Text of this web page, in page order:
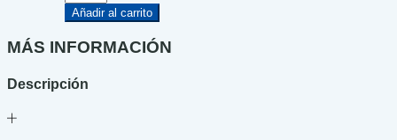
cantidad
Añadir al carrito
MÁS INFORMACIÓN
Descripción